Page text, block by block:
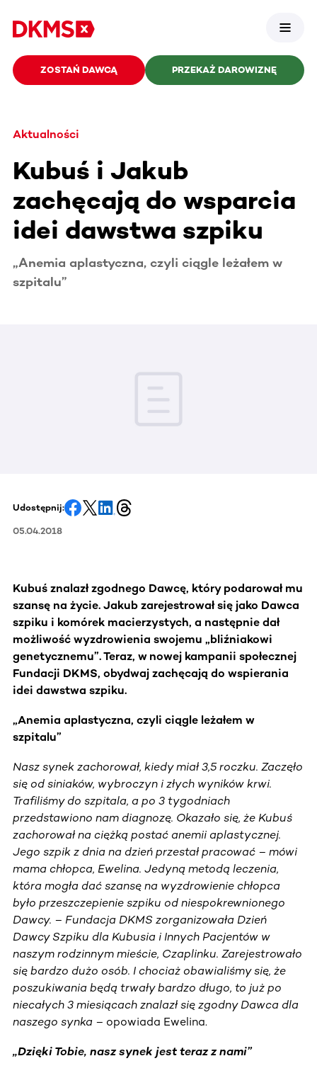
ZOSTAŃ DAWCĄ PRZEKAŻ DAROWIZNĘ
Aktualności
Kubuś i Jakub
zachęcają do wsparcia
idei dawstwa szpiku
„Anemia aplastyczna, czyli ciągle leżałem w
szpitalu”
Udostępnij:
05.04.2018
Kubuś znalazł zgodnego Dawcę, który podarował mu
szansę na życie. Jakub zarejestrował się jako Dawca
szpiku i komórek macierzystych, a następnie dał
możliwość wyzdrowienia swojemu „bliźniakowi
genetycznemu”. Teraz, w nowej kampanii społecznej
Fundacji DKMS, obydwaj zachęcają do wspierania
idei dawstwa szpiku.
„Anemia aplastyczna, czyli ciągle leżałem w
szpitalu”
Nasz synek zachorował, kiedy miał 3,5 roczku. Zaczęło
się od siniaków, wybroczyn i złych wyników krwi.
Trafiliśmy do szpitala, a po 3 tygodniach
przedstawiono nam diagnozę. Okazało się, że Kubuś
zachorował na ciężką postać anemii aplastycznej.
Jego szpik z dnia na dzień przestał pracować – mówi
mama chłopca, Ewelina. Jedyną metodą leczenia,
która mogła dać szansę na wyzdrowienie chłopca
było przeszczepienie szpiku od niespokrewnionego
Dawcy. – Fundacja DKMS zorganizowała Dzień
Dawcy Szpiku dla Kubusia i Innych Pacjentów w
naszym rodzinnym mieście, Czaplinku. Zarejestrowało
się bardzo dużo osób. I chociaż obawialiśmy się, że
poszukiwania będą trwały bardzo długo, to już po
niecałych 3 miesiącach znalazł się zgodny Dawca dla
naszego synka – opowiada Ewelina.
„Dzięki Tobie, nasz synek jest teraz z nami”